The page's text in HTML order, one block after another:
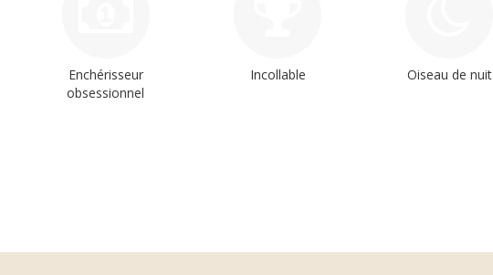
Enchérisseur
obsessionnel
Incollable Oiseau de nuit